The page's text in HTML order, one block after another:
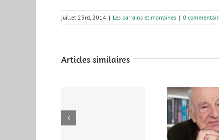
juillet 23rd, 2014 | Les parrains et marraines | 0
Articles similaires